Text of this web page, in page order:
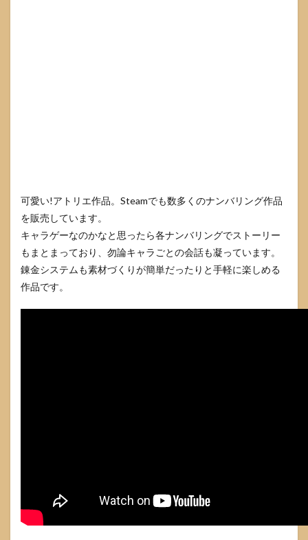
可愛い!アトリエ作品。Steamでも数多くのナンバリング作品
を販売しています。
キャラゲーなのかなと思ったら各ナンバリングでストーリー
もまとまっており、勿論キャラごとの会話も凝っています。
錬金システムも素材づくりが簡単だったりと手軽に楽しめる
作品です。